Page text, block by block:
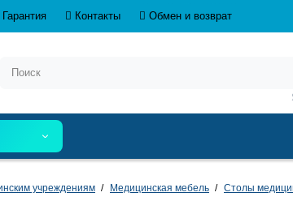
Контакты Обмен и возврат
учреждениям Медицинская мебель Столы